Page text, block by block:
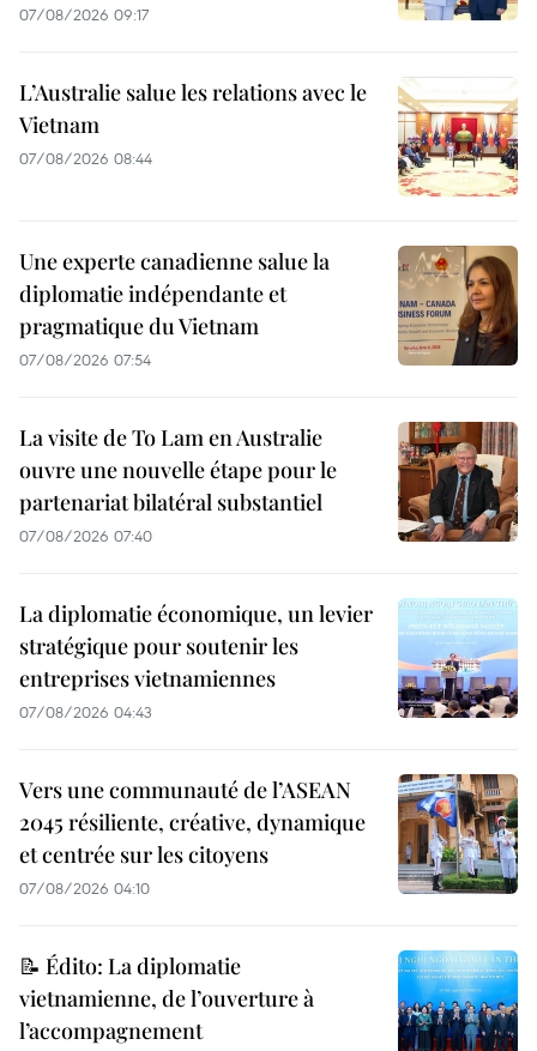
07/08/2026 09:17
L’Australie salue les relations avec le
Vietnam
07/08/2026 08:44
Une experte canadienne salue la
diplomatie indépendante et
pragmatique du Vietnam
07/08/2026 07:54
La visite de To Lam en Australie
ouvre une nouvelle étape pour le
partenariat bilatéral substantiel
07/08/2026 07:40
La diplomatie économique, un levier
stratégique pour soutenir les
entreprises vietnamiennes
07/08/2026 04:43
Vers une communauté de l’ASEAN
2045 résiliente, créative, dynamique
et centrée sur les citoyens
07/08/2026 04:10
📝 Édito: La diplomatie
vietnamienne, de l’ouverture à
l’accompagnement